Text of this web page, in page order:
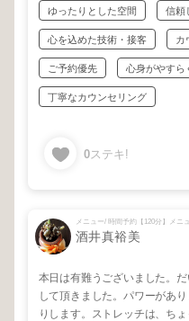
ゆったりとした空間 信頼
心を込めた技術・接客 カ
ご予約優先 心身がやすら
丁寧なカウンセリング
0ステキ!
メニュー/ 時間予約【120分】メニ
酒井真裕美
本日は有難うございました。
して頂きました。パワーがあ
りします。ストレッチは、ち